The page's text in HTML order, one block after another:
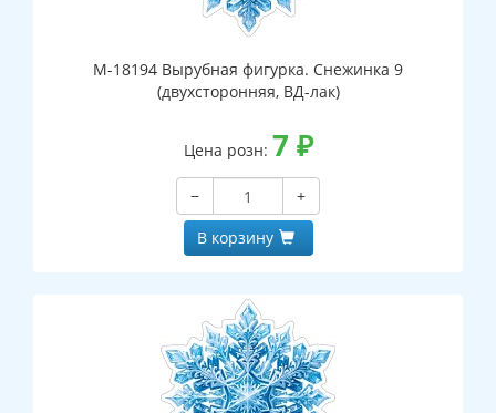
М-18194 Вырубная фигурка. Снежинка 9
(двухсторонняя, ВД-лак)
Цена розн: 7 ₽
−
+
В корзину